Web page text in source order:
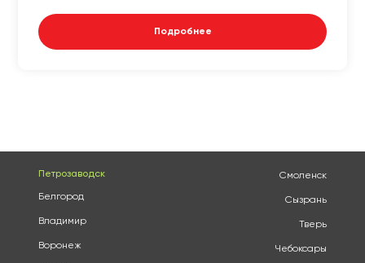
Подробнее
Петрозаводск
Белгород
Владимир
Воронеж
Смоленск
Сызрань
Тверь
Чебоксары